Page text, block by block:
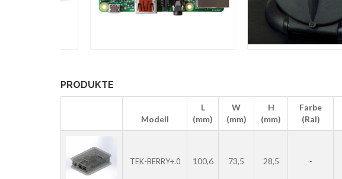
PRODUKTE
Modell
L
(mm)
W
(mm)
H
(mm)
Farbe
(Ral)
TEK-BERRY+.0 100,6 73,5 28,5 -